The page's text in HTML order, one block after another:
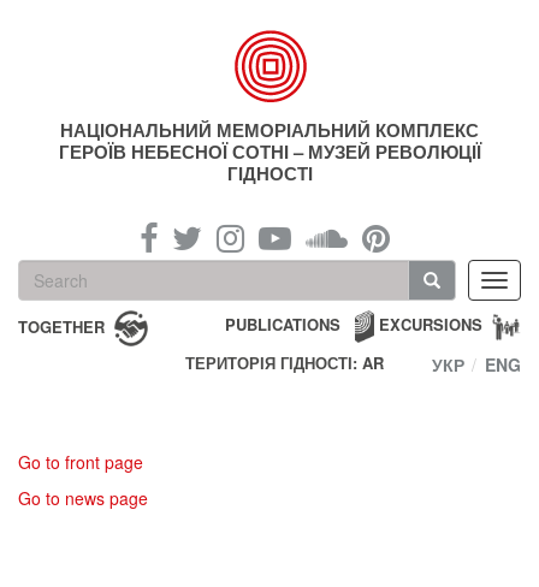
НАЦІОНАЛЬНИЙ МЕМОРІАЛЬНИЙ КОМПЛЕКС
ГЕРОЇВ НЕБЕСНОЇ СОТНІ – МУЗЕЙ РЕВОЛЮЦІЇ
ГІДНОСТІ
Search
form
Search
TOGETHER EXCURSIONS
PUBLICATIONS
ТЕРИТОРІЯ ГІДНОСТІ: AR
УКР ENG
Go to front page
Go to news page